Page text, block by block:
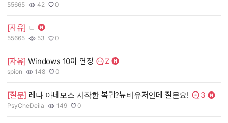
작성자:
55665
조회수:
42
추천수:
0
[자유] ㄴ
작성자:
55665
조회수:
53
추천수:
0
[자유] Windows 10이 연장 댓글수:
2
작성자:
spion
조회수:
148
추천수:
0
[질문] 레나 아네모스 시작한 복귀?뉴비유저인데 질문요! 댓글수:
3
작성자:
PsyCheDeila
조회수:
149
추천수:
0